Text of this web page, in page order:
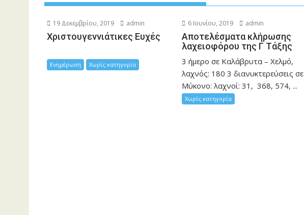
19 Δεκεμβρίου, 2019 admin
Χριστουγεννιάτικες Ευχές
Ενημέρωση Χωρίς κατηγορία
6 Ιουνίου, 2019 admin
Αποτελέσματα κλήρωσης
λαχειοφόρου της Γ Τάξης
3 ήμερο σε Καλάβρυτα – Χελμό,
λαχνός: 180 3 διανυκτερεύσεις σε
Μύκονο: λαχνοί: 31, 368, 574, ...
Χωρίς κατηγορία